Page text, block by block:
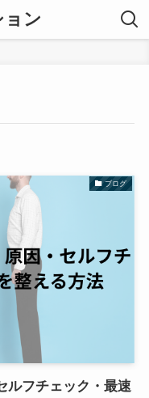
ョン
ブログ
ルフチェック・最速